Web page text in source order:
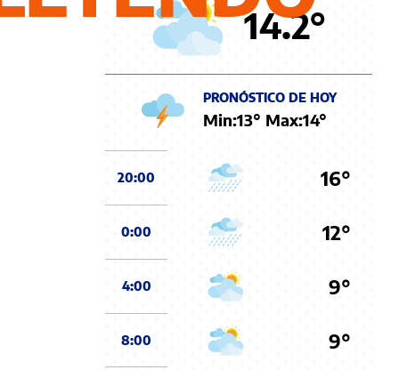
14.2°
PRONÓSTICO DE HOY
Min:13° Max:14°
20:00 16°
0:00 12°
4:00 9°
8:00 9°